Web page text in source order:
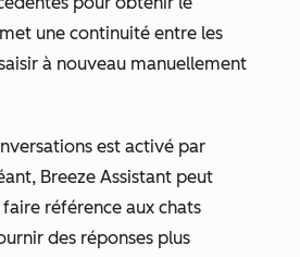
une continuité entre les
à nouveau manuellement
est activé par
Breeze Assistant peut
référence aux chats
des réponses plus